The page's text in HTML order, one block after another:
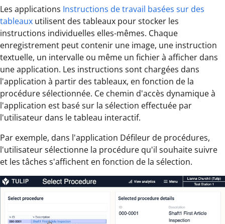
Les applications Instructions de travail basées sur des
tableaux utilisent des tableaux pour stocker les
instructions individuelles elles-mêmes. Chaque
enregistrement peut contenir une image, une instruction
textuelle, un intervalle ou même un fichier à afficher dans
une application. Les instructions sont chargées dans
l'application à partir des tableaux, en fonction de la
procédure sélectionnée. Ce chemin d'accès dynamique à
l'application est basé sur la sélection effectuée par
l'utilisateur dans le tableau interactif.
Par exemple, dans l'application Défileur de procédures,
l'utilisateur sélectionne la procédure qu'il souhaite suivre
et les tâches s'affichent en fonction de la sélection.